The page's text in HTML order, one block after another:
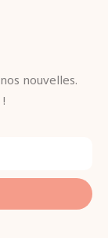
nouvelles.